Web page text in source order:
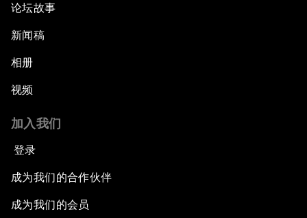
论坛故事
新闻稿
相册
视频
加入我们
登录
成为我们的合作伙伴
成为我们的会员